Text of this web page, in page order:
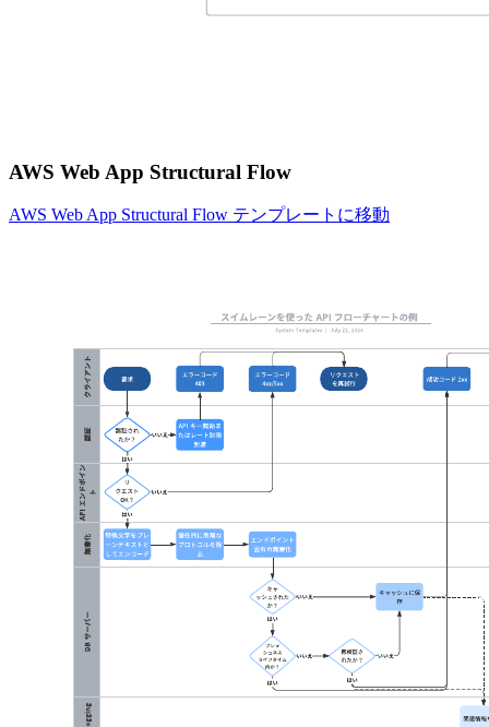
AWS Web App Structural Flow
AWS Web App Structural Flow テンプレートに移動